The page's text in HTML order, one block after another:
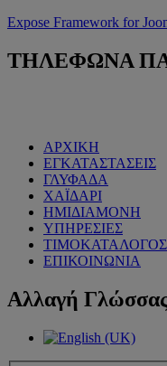
Expose Framework for
ΤΗΛΕΦΩΝΑ
ΑΡΧΙΚΗ
ΕΓΚΑΤΑΣΤΑΣΕΙΣ
ΓΛΥΦΑΔΑ
ΧΑΪΔΑΡΙ
ΗΜΙΔΙΑΜΟΝΗ
ΥΠΗΡΕΣΙΕΣ
ΤΙΜΟΚΑΤΑΛΟΓΟΣ
ΕΠΙΚΟΙΝΩΝΙΑ
Αλλαγή